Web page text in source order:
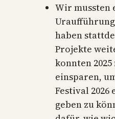
Wir mussten
haben
Projekte
konnten
einsparen,
Festival 2026
geben zu